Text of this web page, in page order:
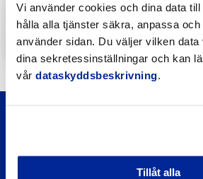
Vi använder cookies och dina data
hålla alla tjänster säkra, anpassa
använder sidan. Du väljer vilken data
dina sekretessinställningar och kan
vår dataskyddsbeskrivning.
Tillåt alla
Kundservice- och
044 785 1988